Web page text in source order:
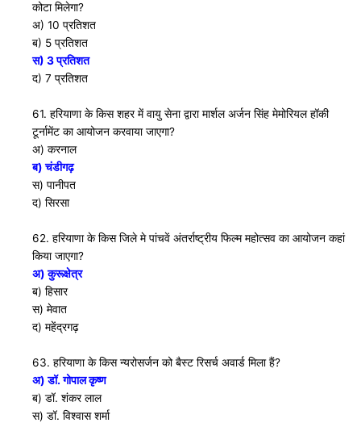
कोटा मिलेगा?
अ) 10 प्रतिशत
ब) 5 प्रतिशत
स) 3 प्रतिशत
द) 7 प्रतिशत
61. हरियाणा के किस शहर में वायु सेना द्वारा मार्शल अर्जन सिंह मेमोरियल हाॅकी
टूर्नामेंट का आयोजन करवाया जाएगा?
अ) करनाल
ब) चंडीगढ़
स) पानीपत
द) सिरसा
62. हरियाणा के किस जिले मे पांचवें अंतर्राष्ट्रीय फिल्म महोत्सव का आयोजन कहां
किया जाएगा?
अ) कुरूक्षेत्र
ब) हिसार
स) मेवात
द) महेंद्रगढ़
63. हरियाणा के किस न्यरोसर्जन को बैस्ट रिसर्च अवार्ड मिला हैं?
अ) डाॅ. गोपाल कृष्ण
ब) डाॅ. शंकर लाल
स) डाॅ. विश्वास शर्मा